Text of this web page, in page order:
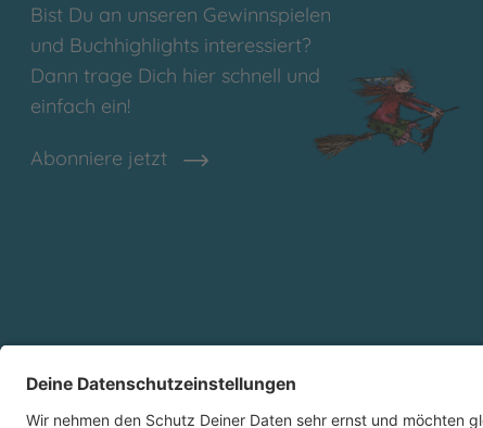
Bist Du an unseren Gewinnspielen
und Buchhighlights interessiert?
Dann trage Dich hier schnell und
einfach ein!
Abonniere jetzt